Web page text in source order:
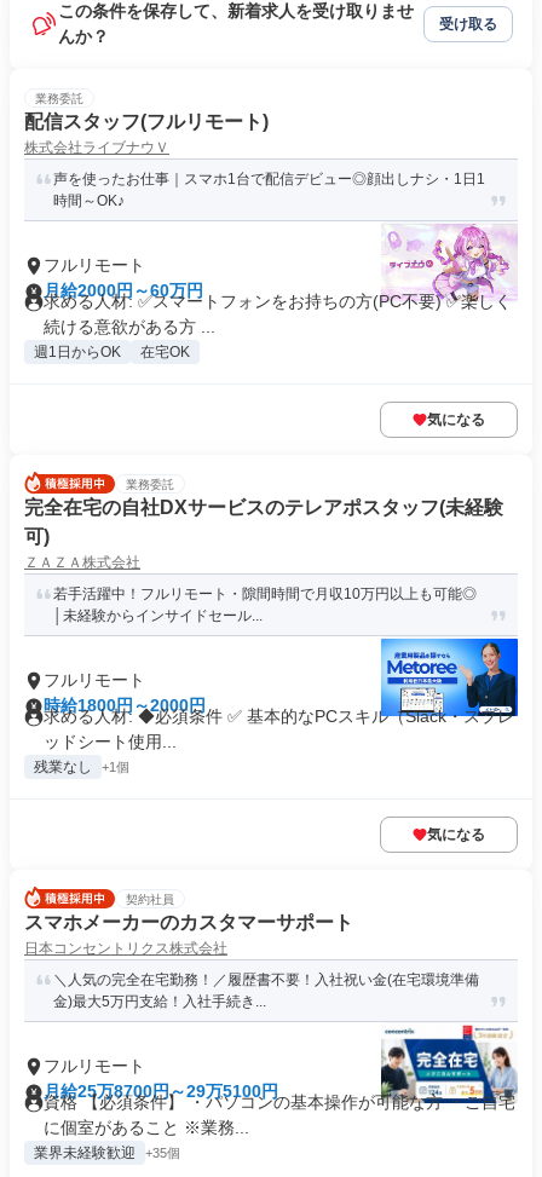
この条件を保存して、新着求人を受け取りませ
んか？
受け取る
業務委託
配信スタッフ(フルリモート)
株式会社ライブナウＶ
声を使ったお仕事｜スマホ1台で配信デビュー◎顔出しナシ・1日1
時間～OK♪
フルリモート
月給2000円～60万円
求める人材: ✅スマートフォンをお持ちの方(PC不要) ✅楽しく
続ける意欲がある方 ...
週1日からOK 在宅OK
気になる
業務委託
完全在宅の自社DXサービスのテレアポスタッフ(未経験
可)
ＺＡＺＡ株式会社
若手活躍中！フルリモート・隙間時間で月収10万円以上も可能◎
│未経験からインサイドセール...
フルリモート
時給1800円～2000円
求める人材: ◆必須条件 ✅ 基本的なPCスキル（Slack・スプレ
ッドシート使用...
残業なし +1個
気になる
契約社員
スマホメーカーのカスタマーサポート
日本コンセントリクス株式会社
＼人気の完全在宅勤務！／履歴書不要！入社祝い金(在宅環境準備
金)最大5万円支給！入社手続き...
フルリモート
月給25万8700円～29万5100円
資格 【必須条件】 ・パソコンの基本操作が可能な方 ・ご自宅
に個室があること ※業務...
業界未経験歓迎 +35個